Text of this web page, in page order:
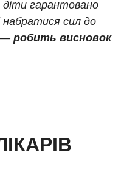
гарантовано
набратися сил до
— робить висновок